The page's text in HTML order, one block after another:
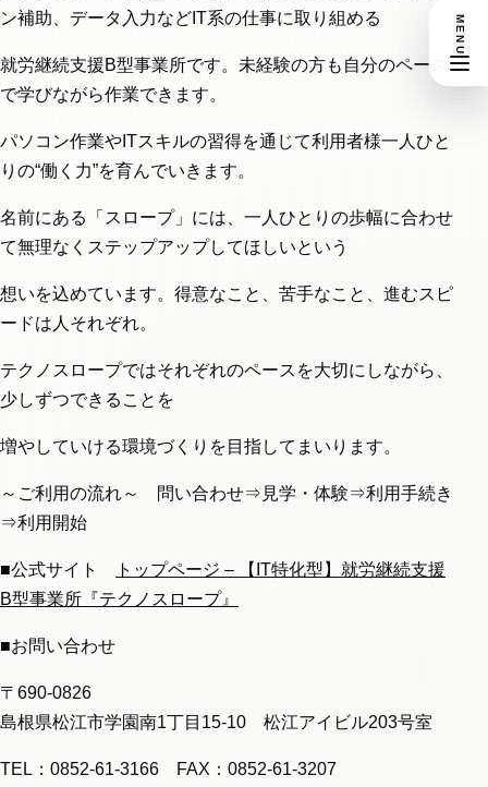
MENU
ン補助、データ入力などIT系の仕事に取り組める
就労継続支援B型事業所です。未経験の方も自分のペース
で学びながら作業できます。
パソコン作業やITスキルの習得を通じて利用者様一人ひと
りの“働く力”を育んでいきます。
名前にある「スロープ」には、一人ひとりの歩幅に合わせ
て無理なくステップアップしてほしいという
想いを込めています。得意なこと、苦手なこと、進むスピ
ードは人それぞれ。
テクノスロープではそれぞれのペースを大切にしながら、
少しずつできることを
増やしていける環境づくりを目指してまいります。
～ご利用の流れ～ 問い合わせ⇒見学・体験⇒利用手続き
⇒利用開始
■公式サイト
トップページ – 【IT特化型】就労継続支援
B型事業所『テクノスロープ』
■お問い合わせ
〒690-0826
島根県松江市学園南1丁目15-10 松江アイビル203号室
TEL：0852-61-3166 FAX：0852-61-3207